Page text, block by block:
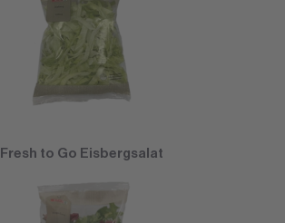
Fresh to Go Eisbergsalat